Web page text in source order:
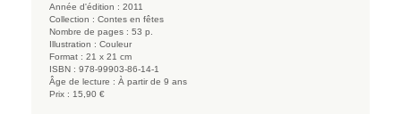
Année d'édition : 2011
Collection : Contes en fêtes
Nombre de pages : 53 p.
Illustration : Couleur
Format : 21 x 21 cm
ISBN : 978-99903-86-14-1
Âge de lecture : À partir de 9 ans
Prix : 15,90 €